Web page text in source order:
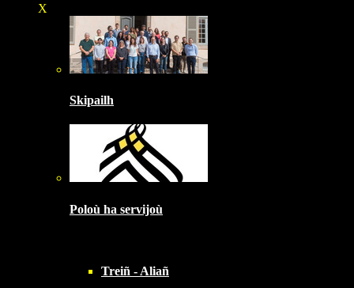
X
Skipailh
Poloù ha servijoù
Treiñ - Aliañ